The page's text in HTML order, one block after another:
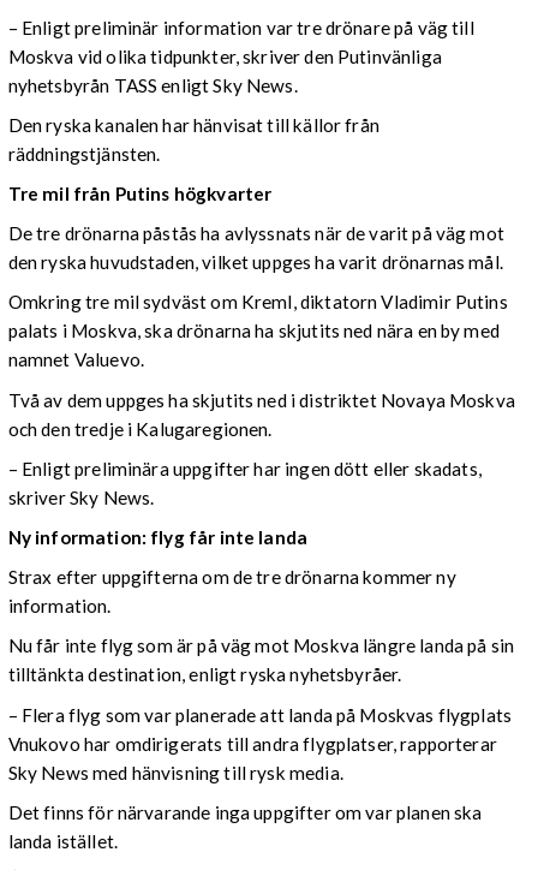
– Enligt preliminär information var tre drönare på väg till
Moskva vid olika tidpunkter, skriver den Putinvänliga
nyhetsbyrån TASS enligt Sky News.
Den ryska kanalen har hänvisat till källor från
räddningstjänsten.
Tre mil från Putins högkvarter
De tre drönarna påstås ha avlyssnats när de varit på väg mot
den ryska huvudstaden, vilket uppges ha varit drönarnas mål.
Omkring tre mil sydväst om Kreml, diktatorn Vladimir Putins
palats i Moskva, ska drönarna ha skjutits ned nära en by med
namnet Valuevo.
Två av dem uppges ha skjutits ned i distriktet Novaya Moskva
och den tredje i Kalugaregionen.
– Enligt preliminära uppgifter har ingen dött eller skadats,
skriver Sky News.
Ny information: flyg får inte landa
Strax efter uppgifterna om de tre drönarna kommer ny
information.
Nu får inte flyg som är på väg mot Moskva längre landa på sin
tilltänkta destination, enligt ryska nyhetsbyråer.
– Flera flyg som var planerade att landa på Moskvas flygplats
Vnukovo har omdirigerats till andra flygplatser, rapporterar
Sky News med hänvisning till rysk media.
Det finns för närvarande inga uppgifter om var planen ska
landa istället.